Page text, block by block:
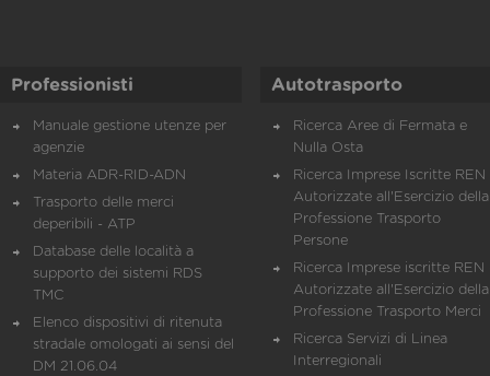
Professionisti
Manuale gestione utenze per
agenzie
Materia ADR-RID-ADN
Trasporto delle merci
deperibili - ATP
Database delle località a
supporto dei sistemi RDS
TMC
Elenco dispositivi di ritenuta
stradale omologati ai sensi del
DM 21.06.04
Autotrasporto
Ricerca Aree di Fermata e
Nulla Osta
Ricerca Imprese Iscritte REN
Autorizzate all'Esercizio della
Professione Trasporto
Persone
Ricerca Imprese iscritte REN
Autorizzate all'Esercizio della
Professione Trasporto Merci
Ricerca Servizi di Linea
Interregionali